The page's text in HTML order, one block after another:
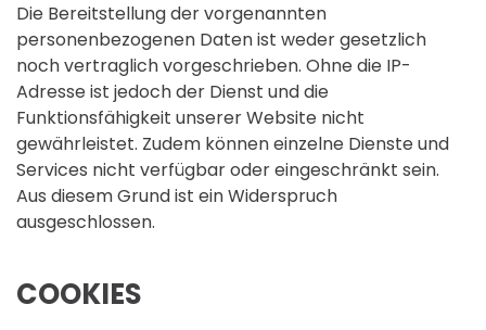
Die Bereitstellung der vorgenannten
personenbezogenen Daten ist weder gesetzlich
noch vertraglich vorgeschrieben. Ohne die IP-
Adresse ist jedoch der Dienst und die
Funktionsfähigkeit unserer Website nicht
gewährleistet. Zudem können einzelne Dienste und
Services nicht verfügbar oder eingeschränkt sein.
Aus diesem Grund ist ein Widerspruch
ausgeschlossen.
COOKIES